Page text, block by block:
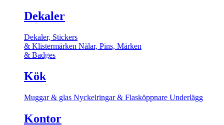
Dekaler
Dekaler, Stickers
& Klistermärken Nålar, Pins, Märken
& Badges
Kök
Muggar & glas Nyckelringar & Flasköppnare Underlägg
Kontor